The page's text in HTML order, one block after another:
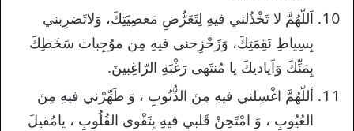
اَللّهُمَّ لا تَخْذُلني فيهِ لِتَعَرُّضِ مَعصِيَتِكَ، وَلاتَضرِبني
بِسِياطِ نَقِمَتِكَ، وَزَحْزِحني فيهِ مِن موُجِبات سَخَطِكَ
بِمَنِّكَ وَاَياديكَ يا مُنتَهى رَغْبَةِ الرّاغِبينَ.
أللّهُمَّ اغْسِلني فيهِ مِنَ الذُّنُوبِ ، وَ طَهِّرْني فيهِ مِنَ
العُيُوبِ ، وَ امْتَحِنْ قَلبي فيهِ بِتَقْوى القُلُوبِ ، يامُقيلَ